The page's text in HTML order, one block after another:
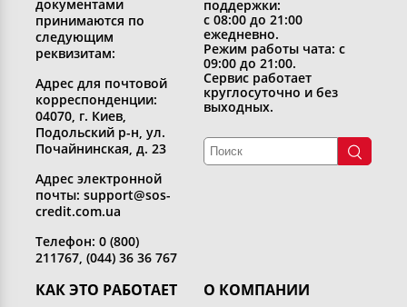
КАК ЭТО РАБОТАЕТ О КОМПАНИИ
документами
принимаются по
следующим
реквизитам:
Адрес для почтовой
корреспонденции:
04070, г. Киев,
Подольский р-н, ул.
Почайнинская, д. 23
Адрес электронной
почты: support@sos-
credit.com.ua
Телефон: 0 (800)
211767, (044) 36 36 767
поддержки:
с 08:00 до 21:00
ежедневно.
Режим работы чата: с
09:00 до 21:00.
Сервис работает
круглосуточно и без
выходных.